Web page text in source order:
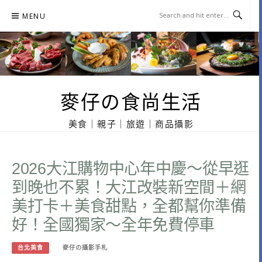
content
MENU
麥仔の食尚生活
美食｜親子｜旅遊｜商品攝影
2026大江購物中心年中慶～從早逛
到晚也不累！大江改裝新空間＋網
美打卡＋美食甜點，全都幫你準備
好！全國獨家～全年免費停車
台北美食 麥仔の攝影手札